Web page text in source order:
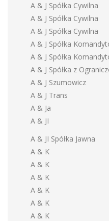
A & J Spółka Cywilna
A & J Spółka Cywilna
A & J Spółka Cywilna
A & J Spółka
A & J Spółka
A & J Spółka z
A & J Szumowicz
A & J Trans
A & Ja
A & JI
A & JI Spółka Jawna
A & K
A & K
A & K
A & K
A & K
A & K